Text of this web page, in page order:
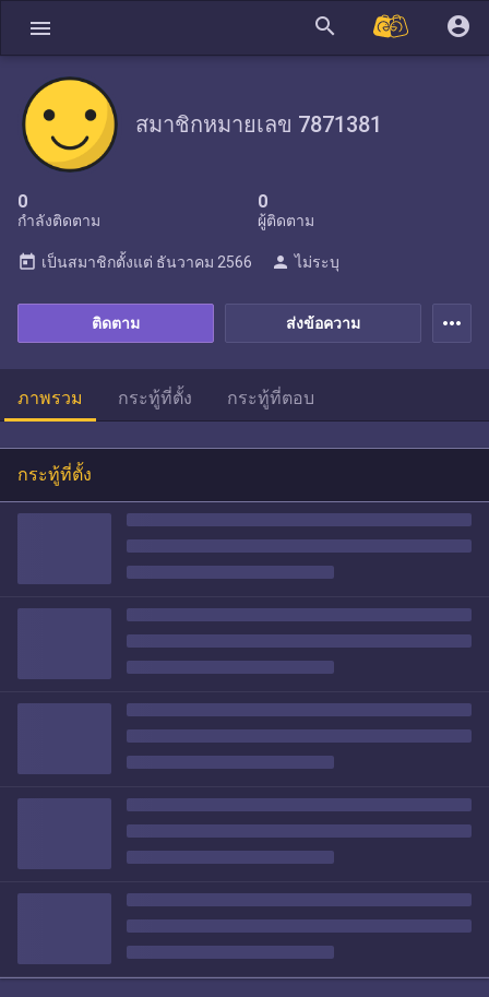
menu search account_circle
สมาชิกหมายเลข 7871381
0
กำลังติดตาม
0
ผู้ติดตาม
ส่งข้อความ
ติดตาม
today เป็นสมาชิกตั้งแต่ ธันวาคม 2566 person ไม่ระบุ
more_horiz
ภาพรวม กระทู้ที่ตั้ง กระทู้ที่ตอบ
กระทู้ที่ตั้ง